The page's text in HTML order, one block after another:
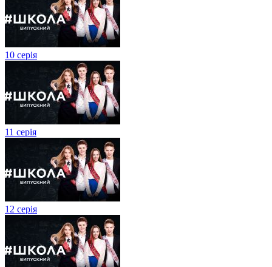
10 серія
11 серія
12 серія